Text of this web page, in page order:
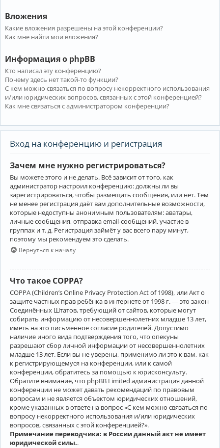
Вложения
Какие вложения разрешены на этой конференции?
Как мне найти мои вложения?
Информация о phpBB
Кто написал эту конференцию?
Почему здесь нет такой-то функции?
С кем можно связаться по вопросу некорректного использования
и/или юридических вопросов, связанных с этой конференцией?
Как мне связаться с администратором конференции?
Вход на конференцию и регистрация
Зачем мне нужно регистрироваться?
Вы можете этого и не делать. Всё зависит от того, как
администратор настроил конференцию: должны ли вы
зарегистрироваться, чтобы размещать сообщения, или нет. Тем
не менее регистрация даёт вам дополнительные возможности,
которые недоступны анонимным пользователям: аватары,
личные сообщения, отправка email-сообщений, участие в
группах и т. д. Регистрация займёт у вас всего пару минут,
поэтому мы рекомендуем это сделать.
Вернуться к началу
Что такое COPPA?
COPPA (Children’s Online Privacy Protection Act of 1998), или Акт о
защите частных прав ребёнка в интернете от 1998 г. — это закон
Соединённых Штатов, требующий от сайтов, которые могут
собирать информацию от несовершеннолетних младше 13 лет,
иметь на это письменное согласие родителей. Допустимо
наличие иного вида подтверждения того, что опекуны
разрешают сбор личной информации от несовершеннолетних
младше 13 лет. Если вы не уверены, применимо ли это к вам, как
к регистрирующемуся на конференции, или к самой
конференции, обратитесь за помощью к юрисконсульту.
Обратите внимание, что phpBB Limited администрация данной
конференции не может давать рекомендаций по правовым
вопросам и не является объектом юридических отношений,
кроме указанных в ответе на вопрос «С кем можно связаться по
вопросу некорректного использования и/или юридических
вопросов, связанных с этой конференцией?».
Примечание переводчика: в России данный акт не имеет
юридической силы..